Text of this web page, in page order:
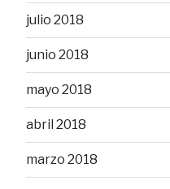
julio 2018
junio 2018
mayo 2018
abril 2018
marzo 2018